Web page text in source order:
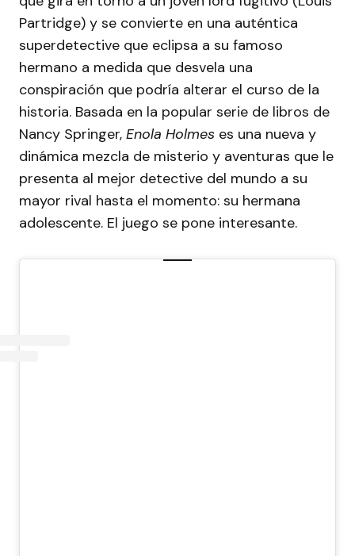
Partridge) y se convierte en una auténtica
superdetective que eclipsa a su famoso
hermano a medida que desvela una
conspiración que podría alterar el curso de la
historia. Basada en la popular serie de libros de
Nancy Springer, Enola Holmes es una nueva y
dinámica mezcla de misterio y aventuras que le
presenta al mejor detective del mundo a su
mayor rival hasta el momento: su hermana
adolescente. El juego se pone interesante.